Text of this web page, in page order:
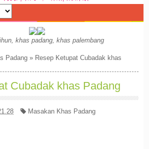
khas padang, khas palembang
Padang » Resep Ketupat Cubadak khas
Cubadak khas Padang
Masakan Khas Padang